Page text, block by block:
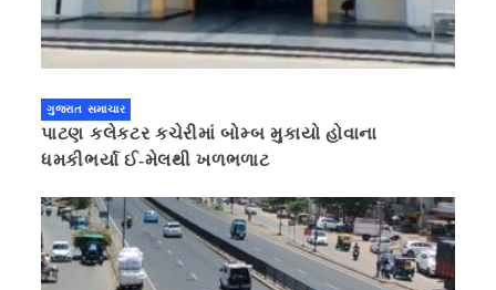
ગુજરાત સમાચાર
પાટણ કલેકટર કચેરીમાં બોમ્બ મુકાયો હોવાના
ધમકીભર્યા ઈ-મેલથી ખળભળાટ